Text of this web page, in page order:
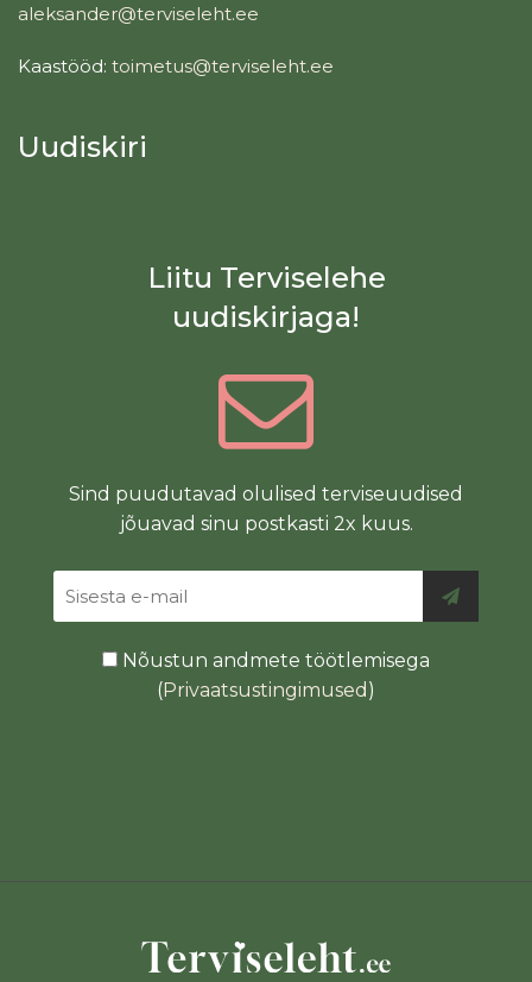
aleksander@terviseleht.ee
Kaastööd: toimetus@terviseleht.ee
Uudiskiri
Liitu Terviselehe
uudiskirjaga!
Sind puudutavad olulised terviseuudised
jõuavad sinu postkasti 2x kuus.
Nõustun andmete töötlemisega
(Privaatsustingimused )